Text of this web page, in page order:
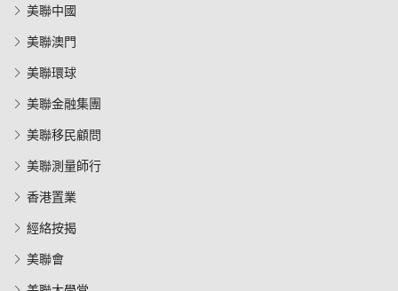
美聯中國
美聯澳門
美聯環球
美聯金融集團
美聯移民顧問
美聯測量師行
香港置業
經絡按揭
美聯會